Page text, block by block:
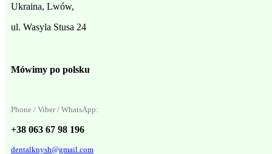
Ukraina, Lwów,
ul. Wasyla Stusa 24
Mówimy po polsku
Phone / Viber / WhatsApp:
+38 063 67 98 196
dentalknysh@gmail.com